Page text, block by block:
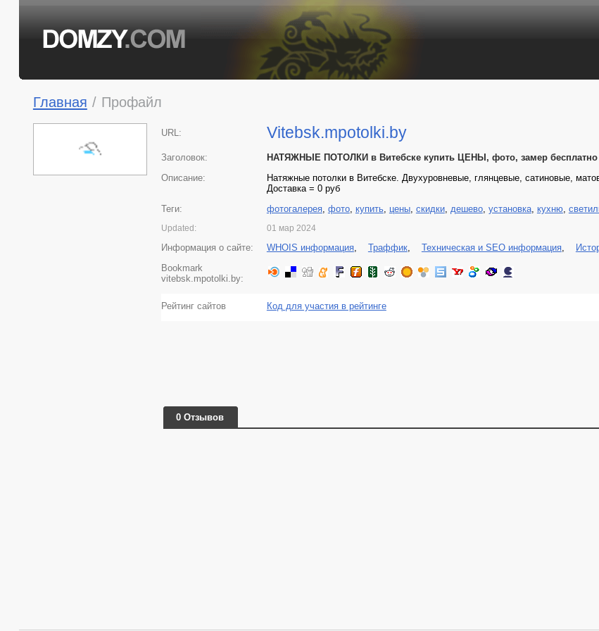
Главная / Профайл
URL: Vitebsk.mpotolki.by
Заголовок:
НАТЯЖНЫЕ ПОТОЛКИ в Витебске купить ЦЕНЫ, фото, замер бесплатно
Описание:
Натяжные потолки в Витебске. Двухуровневые, глянцевые, сатиновые,
Доставка = 0 руб
Теги:
фотогалерея, фото, купить, цены, скидки, дешево, установка, кухню,
Updated: 01 мар 2024
Информация о сайте: WHOIS информация, Траффик, Техническая и SEO информация,
Bookmark
vitebsk.mpotolki.by:
Рейтинг сайтов Код для участия в рейтинге
0 Отзывов